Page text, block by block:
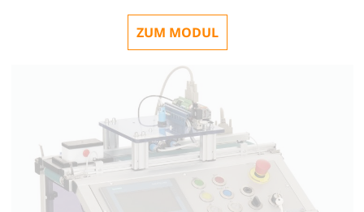
ZUM MODUL